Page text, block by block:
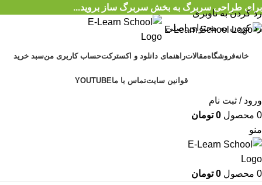
رد کردن به ناوبری
رد کردن به محتوای اصلی
برای طراحی سربرگ به بخش سربرگ ساز بروید...
خانهفروشگاهمقالاتراهنمای دانلود و اکسترکتحساب کاربری منسبد خرید
قوانین سایتتماس با ماYOUTUBE
ورود / ثبت نام
0 محصول 0 تومان
منو
0 محصول 0 تومان